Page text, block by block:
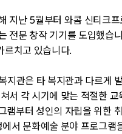
지난5월부터 와콤 신티크프
전문 창작 기기를 도입했습
르치고 있습니다.
지관은 타 복지관과 다르게
서 각 시기에 맞는 적절한
램부터 성인의 자립을 위한
에서 문화예술 분야 프로그램